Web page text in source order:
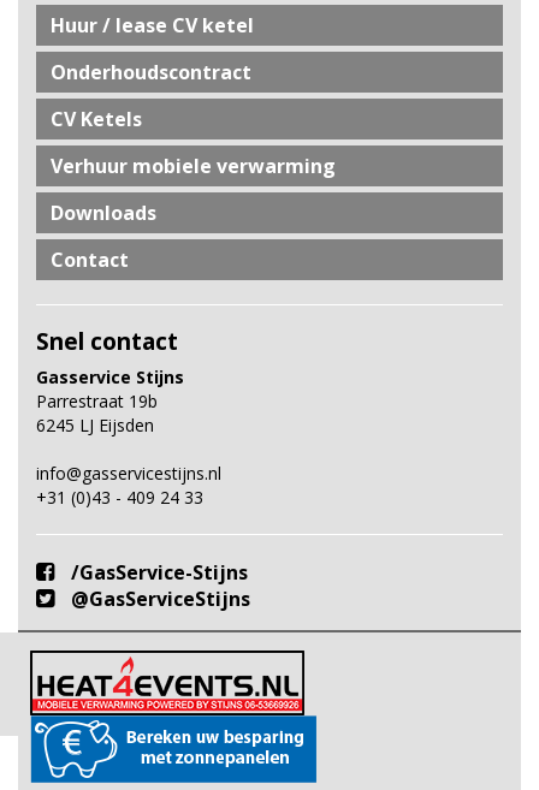
Huur / lease CV ketel
Onderhoudscontract
CV Ketels
Verhuur mobiele verwarming
Downloads
Contact
Snel contact
Gasservice Stijns
Parrestraat 19b
6245 LJ Eijsden
info@gasservicestijns.nl
+31 (0)43 - 409 24 33
/GasService-Stijns
@GasServiceStijns